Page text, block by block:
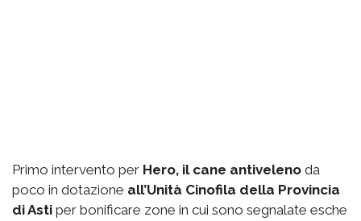
Primo intervento per Hero, il cane antiveleno da
poco in dotazione all’Unità Cinofila della Provincia
di Asti per bonificare zone in cui sono segnalate esche